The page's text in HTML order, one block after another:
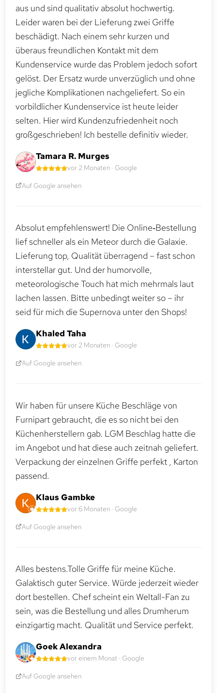
aus und sind qualitativ absolut hochwertig.
Leider waren bei der Lieferung zwei Griffe
beschädigt. Nach einem sehr kurzen und
überaus freundlichen Kontakt mit dem
Kundenservice wurde das Problem jedoch sofort
gelöst. Der Ersatz wurde unverzüglich und ohne
jegliche Komplikationen nachgeliefert. So ein
vorbildlicher Kundenservice ist heute leider
selten. Hier wird Kundenzufriedenheit noch
großgeschrieben! Ich bestelle definitiv wieder.
Tamara R. Murges
vor 2 Monaten · Google
Auf Google ansehen
Absolut empfehlenswert! Die Online‑Bestellung
lief schneller als ein Meteor durch die Galaxie.
Lieferung top, Qualität überragend – fast schon
interstellar gut. Und der humorvolle,
meteorologische Touch hat mich mehrmals laut
lachen lassen. Bitte unbedingt weiter so – ihr
seid für mich die Supernova unter den Shops!
Khaled Taha
vor 2 Monaten · Google
Auf Google ansehen
Wir haben für unsere Küche Beschläge von
Furnipart gebraucht, die es so nicht bei den
Küchenherstellern gab. LGM Beschlag hatte die
im Angebot und hat diese auch zeitnah geliefert.
Verpackung der einzelnen Griffe perfekt , Karton
passend.
Klaus Gambke
vor 6 Monaten · Google
Auf Google ansehen
Alles bestens.Tolle Griffe für meine Küche.
Galaktisch guter Service. Würde jederzeit wieder
dort bestellen. Chef scheint ein Weltall-Fan zu
sein, was die Bestellung und alles Drumherum
einzigartig macht. Qualität und Service perfekt.
Goek Alexandra
vor einem Monat · Google
Auf Google ansehen